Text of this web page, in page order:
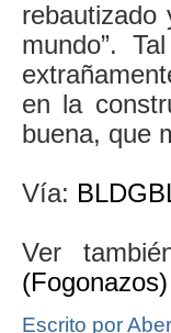
rebautizado
mundo”.
en la
buena, que
Vía:
Ver
(Fogonazos)
Escrito por